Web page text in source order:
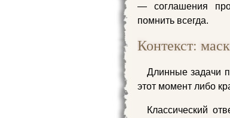
— соглашения
помнить всегда.
Контекст:
Длинные задачи
этот момент либо
Классический